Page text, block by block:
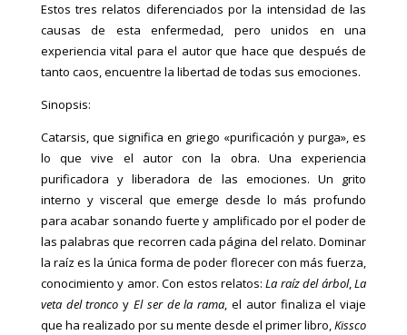
Estos tres relatos diferenciados por la intensidad de las
causas de esta enfermedad, pero unidos en una
experiencia vital para el autor que hace que después de
tanto caos, encuentre la libertad de todas sus emociones.
Sinopsis:
Catarsis, que significa en griego «purificación y purga»,es
lo que vive el autor con la obra. Una experiencia
purificadora y liberadora de las emociones. Un grito
interno y visceral que emerge desde lo más profundo
para acabar sonando fuerte y amplificado por el poder de
las palabras que recorren cada página del relato. Dominar
la raíz es la única forma de poder florecer con más fuerza,
conocimiento y amor. Con estos relatos:La raíz del árbol,La
veta del tronco yEl ser de la rama, el autor finaliza el viaje
que ha realizado por su mente desde el primer libro,Kissco